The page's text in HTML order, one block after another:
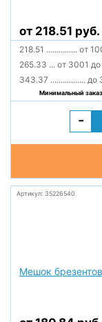
от 218.51
218.51 ............... от
265.33 ... от 3001
343.37 ................. до
Минимальный
-
Артикул: 35226540
Мешок